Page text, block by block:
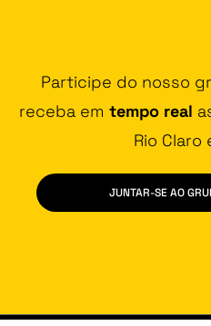
Participe do nosso
receba em tempo real
Rio Claro
JUNTAR-SE AO